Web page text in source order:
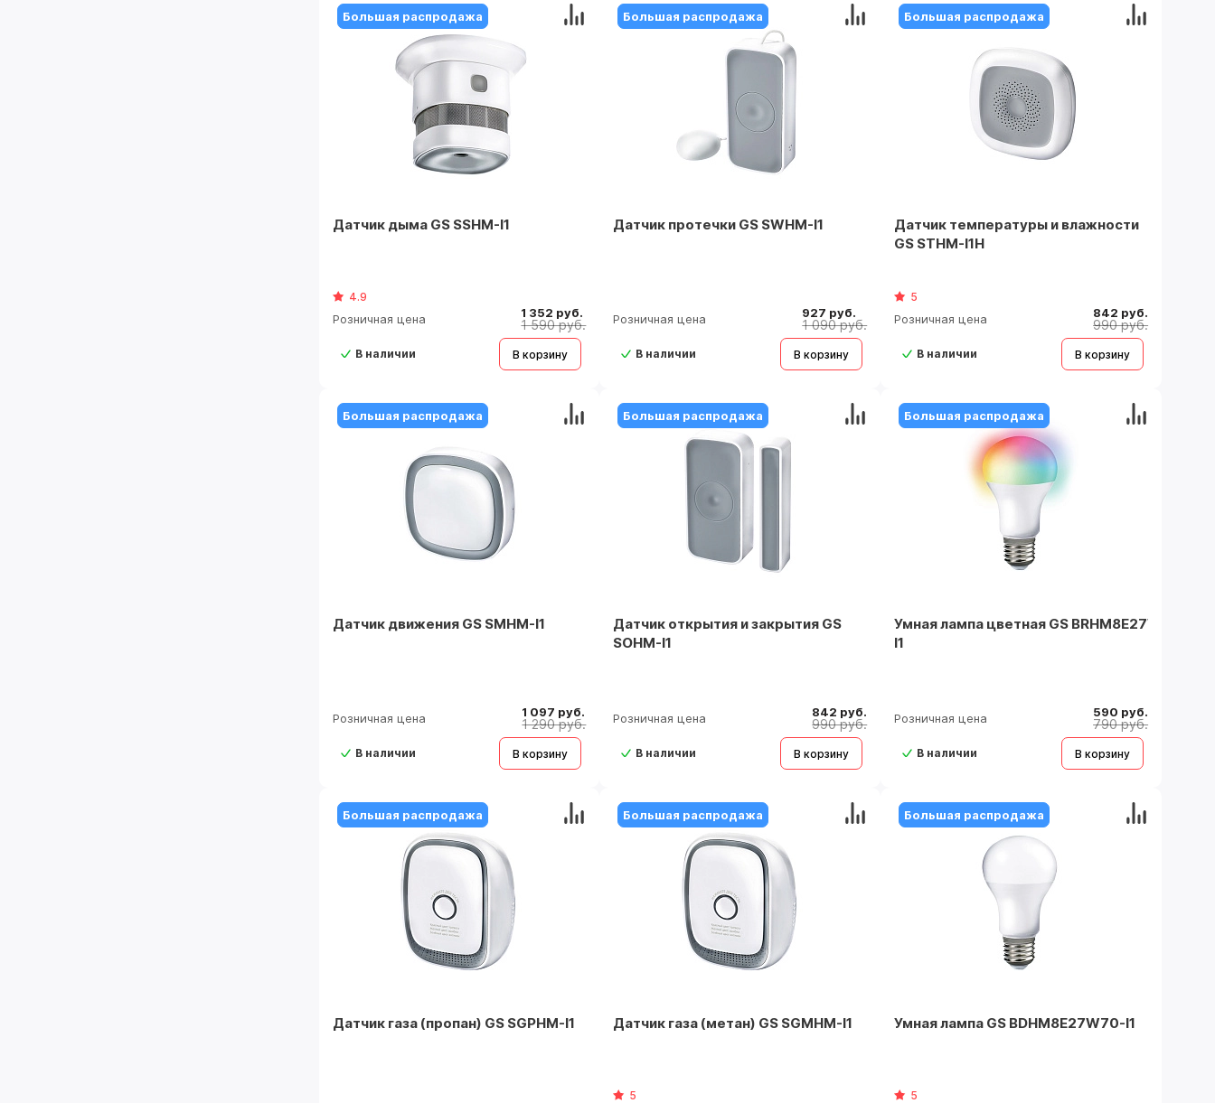
Датчик дыма GS SSHM-I1
4.9
Розничная цена 1 352 руб.
1 590 руб.
В наличии В корзину
Большая распродажа
Датчик протечки GS SWHM-I1
Розничная цена 927 руб.
1 090 руб.
В наличии В корзину
Большая распродажа
Датчик температуры и влажности
GS STHM-I1H
5
Розничная цена 842 руб.
990 руб.
В наличии В корзину
Большая распродажа
Датчик движения GS SMHM-I1
Розничная цена 1 097 руб.
1 290 руб.
В наличии В корзину
Большая распродажа
Датчик открытия и закрытия GS
SOHM-I1
Розничная цена 842 руб.
990 руб.
В наличии В корзину
Большая распродажа
Умная лампа цветная GS BRHM8E27W70-
I1
Розничная цена 590 руб.
790 руб.
В наличии В корзину
Большая распродажа
Датчик газа (пропан) GS SGPHM-I1
Большая распродажа
Датчик газа (метан) GS SGMHM-I1
5
Большая распродажа
Умная лампа GS BDHM8E27W70-I1
5
Большая распродажа